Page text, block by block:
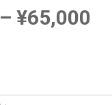
– ¥65,000